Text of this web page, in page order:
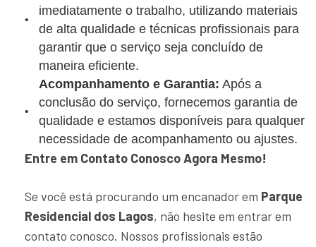
imediatamente o trabalho, utilizando materiais
de alta qualidade e técnicas profissionais para
garantir que o serviço seja concluído de
maneira eficiente.
Acompanhamento e Garantia: Após a
conclusão do serviço, fornecemos garantia de
qualidade e estamos disponíveis para qualquer
necessidade de acompanhamento ou ajustes.
Entre em Contato Conosco Agora Mesmo!
Se você está procurando um encanador em Parque
Residencial dos Lagos, não hesite em entrar em
contato conosco. Nossos profissionais estão